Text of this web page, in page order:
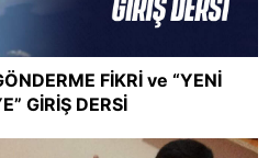
FİKRİ ve “YENİ
GİRİŞ DERSİ